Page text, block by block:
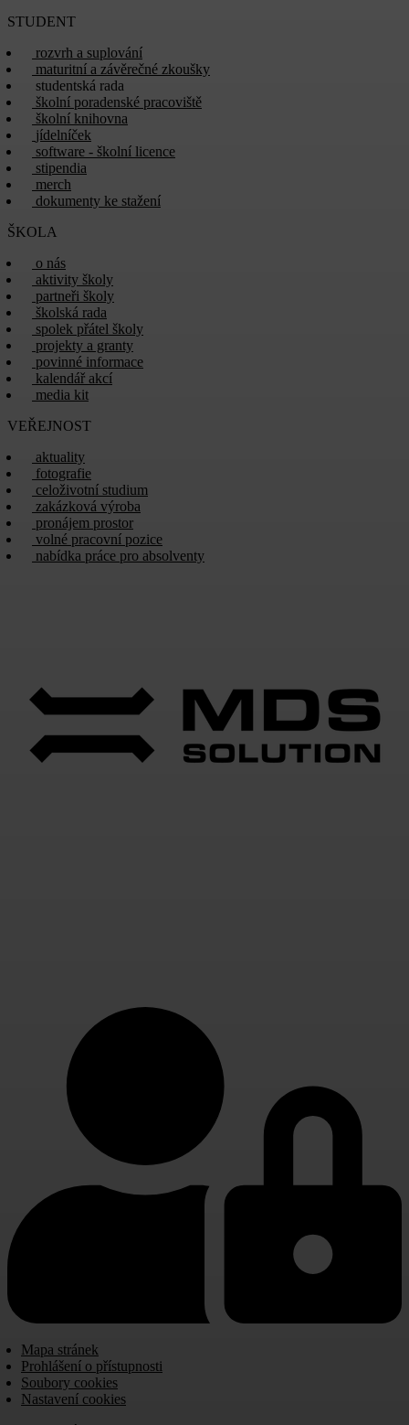
STUDENT
rozvrh a suplování
maturitní a závěrečné zkoušky
studentská rada
školní poradenské pracoviště
školní knihovna
jídelníček
software - školní licence
stipendia
merch
dokumenty ke stažení
ŠKOLA
o nás
aktivity školy
partneři školy
školská rada
spolek přátel školy
projekty a granty
povinné informace
kalendář akcí
media kit
VEŘEJNOST
aktuality
fotografie
celoživotní studium
zakázková výroba
pronájem prostor
volné pracovní pozice
nabídka práce pro absolventy
Mapa stránek
Prohlášení o přístupnosti
Soubory cookies
Nastavení cookies